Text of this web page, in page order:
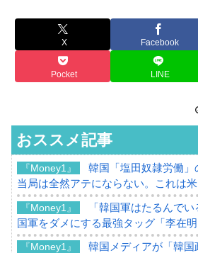
X Facebook
Pocket LINE
おススメ記事
『Money1』
韓国「塩田奴隷労働
当局は全然アテにならない。これは
『Money1』
「韓国軍はたるんで
国軍をダメにする最強タッグ「李在明
『Money1』
韓国メディアが「韓国